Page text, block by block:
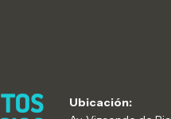
Ubicación: